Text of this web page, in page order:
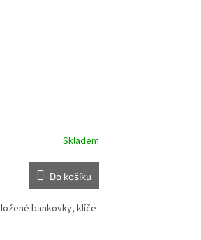
Skladem
Do košíku
bankovky, klíče